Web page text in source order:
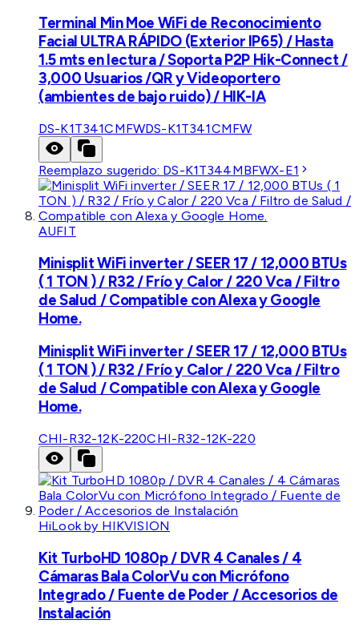
Terminal Min Moe WiFi de Reconocimiento
Facial ULTRA RÁPIDO (Exterior IP65) / Hasta
1.5 mts en lectura / Soporta P2P Hik-Connect /
3,000 Usuarios /QR y Videoportero
(ambientes de bajo ruido) / HIK-IA
DS-K1T341CMFWDS-K1T341CMFW
Reemplazo sugerido: DS-K1T344MBFWX-E1
AUFIT
Minisplit WiFi inverter / SEER 17 / 12,000 BTUs
( 1 TON ) / R32 / Frío y Calor / 220 Vca / Filtro
de Salud / Compatible con Alexa y Google
Home.
Minisplit WiFi inverter / SEER 17 / 12,000 BTUs
( 1 TON ) / R32 / Frío y Calor / 220 Vca / Filtro
de Salud / Compatible con Alexa y Google
Home.
CHI-R32-12K-220CHI-R32-12K-220
HiLook by HIKVISION
Kit TurboHD 1080p / DVR 4 Canales / 4
Cámaras Bala ColorVu con Micrófono
Integrado / Fuente de Poder / Accesorios de
Instalación